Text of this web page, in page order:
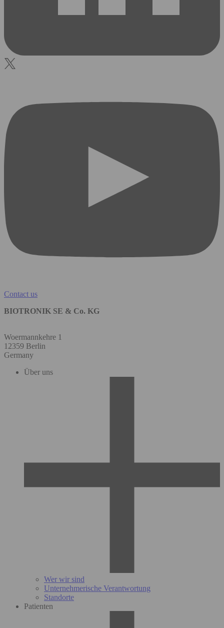
Contact us
BIOTRONIK SE & Co. KG
Woermannkehre 1
12359 Berlin
Germany
Über uns
Wer wir sind
Unternehmerische Verantwortung
Standorte
Patienten